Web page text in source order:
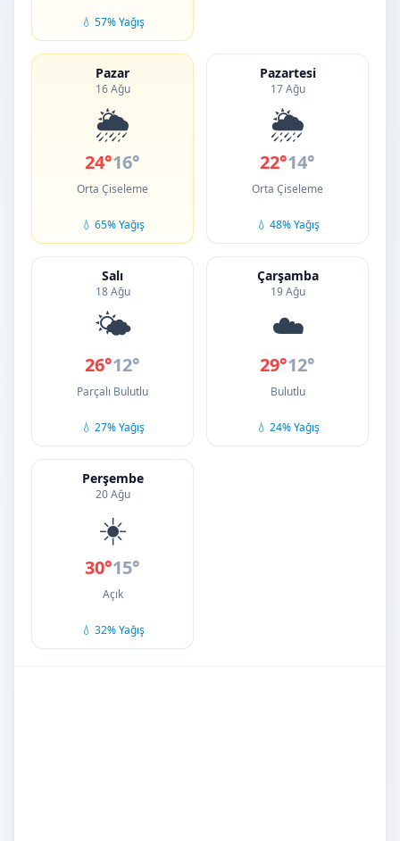
💧 57% Yağış
Pazar
16 Ağu
🌦️
24°16°
Orta Çiseleme
💧 65% Yağış
Pazartesi
17 Ağu
🌦️
22°14°
Orta Çiseleme
💧 48% Yağış
Salı
18 Ağu
🌤️
26°12°
Parçalı Bulutlu
💧 27% Yağış
Çarşamba
19 Ağu
☁️
29°12°
Bulutlu
💧 24% Yağış
Perşembe
20 Ağu
☀️
30°15°
Açık
💧 32% Yağış